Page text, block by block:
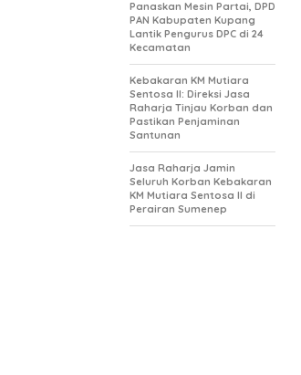
Panaskan Mesin Partai, DPD
PAN Kabupaten Kupang
Lantik Pengurus DPC di 24
Kecamatan
Kebakaran KM Mutiara
Sentosa II: Direksi Jasa
Raharja Tinjau Korban dan
Pastikan Penjaminan
Santunan
Jasa Raharja Jamin
Seluruh Korban Kebakaran
KM Mutiara Sentosa II di
Perairan Sumenep